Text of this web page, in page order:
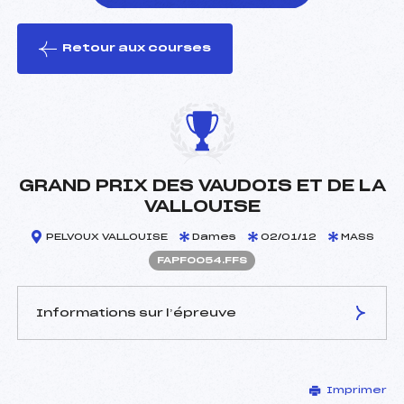
le ski
Retour aux courses
GRAND PRIX DES VAUDOIS ET DE LA
VALLOUISE
PELVOUX VALLOUISE Dames 02/01/12 MASS
FAPF0054.FFS
Informations sur l’épreuve
CHENE THIBAUT (AP)
Imprimer